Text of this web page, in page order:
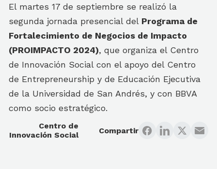
El martes 17 de septiembre se realizó la
segunda jornada presencial del Programa de
Fortalecimiento de Negocios de Impacto
(PROIMPACTO 2024), que organiza el Centro
de Innovación Social con el apoyo del Centro
de Entrepreneurship y de Educación Ejecutiva
de la Universidad de San Andrés, y con BBVA
como socio estratégico.
Centro de
Innovación Social
Compartir